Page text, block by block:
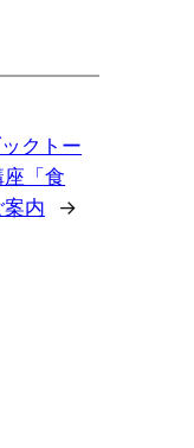
クトー
座「食
内
→